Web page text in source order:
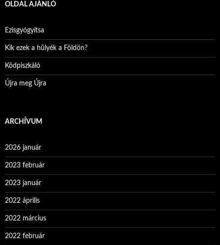
OLDAL AJÁNLÓ
Ezisgyógyítsa
Kik ezek a hülyék a Földön?
Ködpiszkáló
Újra meg Újra
ARCHÍVUM
2026 január
2023 február
2023 január
2022 április
2022 március
2022 február